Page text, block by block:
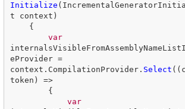
Initialize (
t
context )
{
var
eProvider =
context . CompilationProvider. Select ((
token )
=>
{
var